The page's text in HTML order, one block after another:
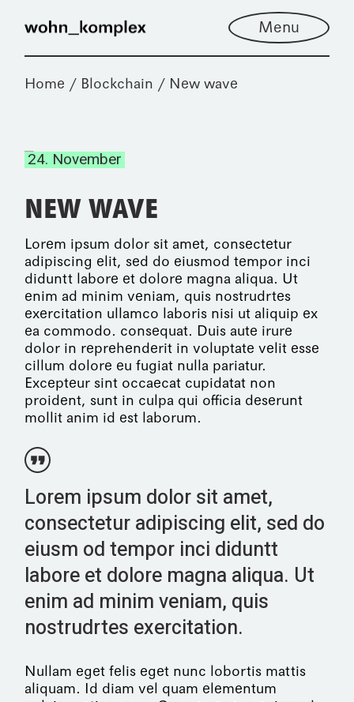
Menu
Home Blockchain New wave
24. November
NEW WAVE
Lorem ipsum dolor sit amet, consectetur
adipiscing elit, sed do eiusmod tempor inci
diduntt labore et dolore magna aliqua. Ut
enim ad minim veniam, quis nostrudrtes
exercitation ullamco laboris nisi ut aliquip ex
ea commodo. consequat. Duis aute irure
dolor in reprehenderit in voluptate velit esse
cillum dolore eu fugiat nulla pariatur.
Excepteur sint occaecat cupidatat non
proident, sunt in culpa qui officia deserunt
mollit anim id est laborum.
Lorem ipsum dolor sit amet,
consectetur adipiscing elit, sed do
eiusm od tempor inci diduntt
labore et dolore magna aliqua. Ut
enim ad minim veniam, quis
nostrudrtes exercitation.
Nullam eget felis eget nunc lobortis mattis
aliquam. Id diam vel quam elementum